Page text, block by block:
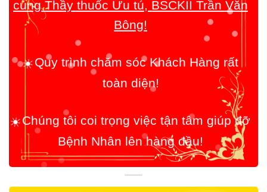
☀️Quy trình chăm sóc Khách Hàng rất
Chúng tôi coi trọng việc tận tâm giúp đỡ